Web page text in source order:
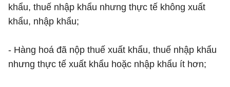
khẩu, thuế nhập khẩu nhưng thực tế không xuất
khẩu, nhập khẩu;
- Hàng hoá đã nộp thuế xuất khẩu, thuế nhập khẩu
nhưng thực tế xuất khẩu hoặc nhập khẩu ít hơn;